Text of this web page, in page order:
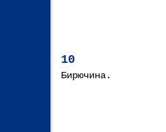
10
Бирючина.